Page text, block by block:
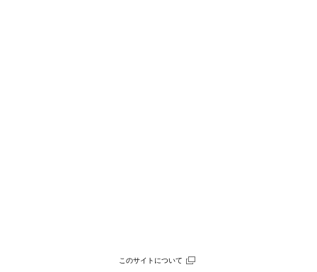
このサイトについて